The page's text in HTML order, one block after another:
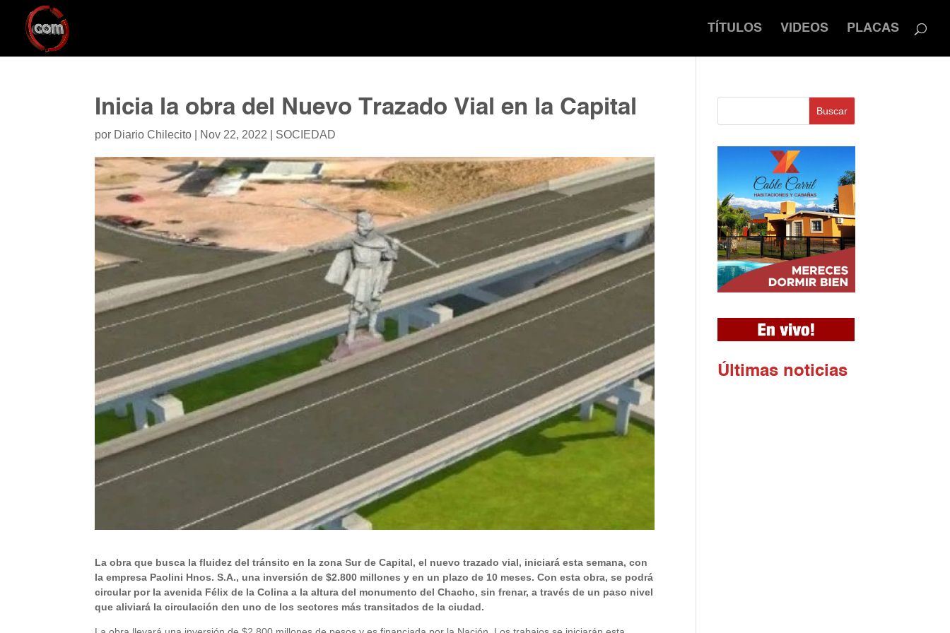
TÍTULOS VIDEOS PLACAS
Inicia la obra del Nuevo Trazado Vial en la Capital
por Diario Chilecito Nov 22, 2022 SOCIEDAD
La obra que busca la fluidez del tránsito en la zona Sur de Capital, el nuevo trazado vial, iniciará esta semana, con
la empresa Paolini Hnos. S.A., una inversión de $2.800 millones y en un plazo de 10 meses. Con esta obra, se podrá
circular por la avenida Félix de la Colina a la altura del monumento del Chacho, sin frenar, a través de un paso nivel
que aliviará la circulación den uno de los sectores más transitados de la ciudad.
Buscar
Últimas noticias